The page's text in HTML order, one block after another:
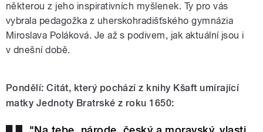
některou z jeho inspirativních myšlenek. Ty pro vás
vybrala pedagožka z uherskohradišťského gymnázia
Miroslava Poláková. Je až s podivem, jak aktuální jsou i
v dnešní době.
Pondělí: Citát, který pochází z knihy Kšaft umírající
matky Jednoty Bratrské z roku 1650: